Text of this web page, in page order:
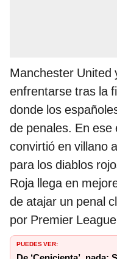
Manchester United
enfrentarse tras la
donde los
de penales. En
convirtió en villano
para los diablos
Roja llega en
de atajar un penal
por Premier
PUEDES VER: